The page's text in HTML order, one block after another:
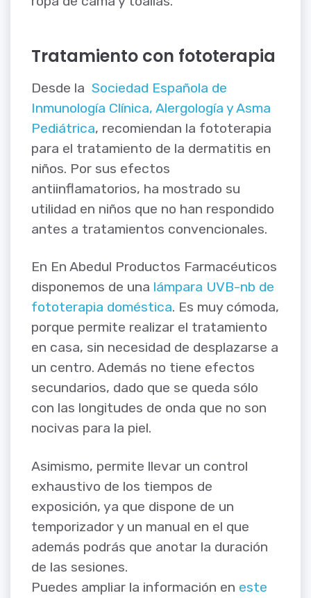
Tratamiento con fototerapia
Desde la Sociedad Española de
Inmunología Clínica, Alergología y Asma
Pediátrica, recomiendan la fototerapia
para el tratamiento de la dermatitis en
niños. Por sus efectos
antiinflamatorios, ha mostrado su
utilidad en niños que no han respondido
antes a tratamientos convencionales.
En En Abedul Productos Farmacéuticos
disponemos de una lámpara UVB-nb de
fototerapia doméstica. Es muy cómoda,
porque permite realizar el tratamiento
en casa, sin necesidad de desplazarse a
un centro. Además no tiene efectos
secundarios, dado que se queda sólo
con las longitudes de onda que no son
nocivas para la piel.
Asimismo, permite llevar un control
exhaustivo de los tiempos de
exposición, ya que dispone de un
temporizador y un manual en el que
además podrás que anotar la duración
de las sesiones.
Puedes ampliar la información en este